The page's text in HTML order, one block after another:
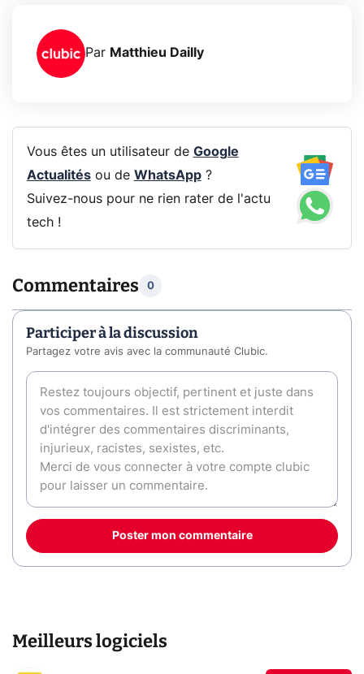
Par Matthieu Dailly
Vous êtes un utilisateur de Google
Actualitésou de WhatsApp?
Suivez-nous pour ne rien rater de l'actu
tech !
Commentaires 0
Participer à la discussion
Partagez votre avis avec la communauté Clubic.
Poster mon commentaire
Meilleurs logiciels